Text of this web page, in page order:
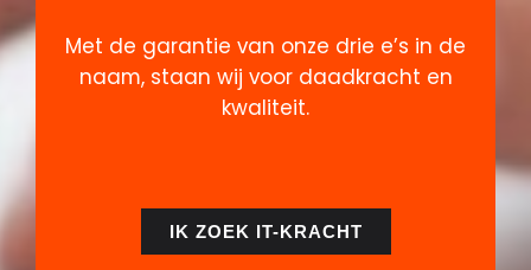
Met de garantie van onze drie e’s in de
naam, staan wij voor daadkracht en
kwaliteit.
IK ZOEK IT-KRACHT